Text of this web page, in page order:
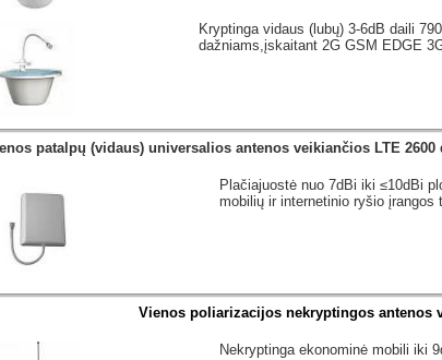
Kryptinga vidaus (lubų) 3-6dB daili
dažniams,įskaitant 2G GSM EDGE
patalpų (vidaus) universalios antenos veikiančios LTE 2600
Plačiajuostė nuo 7dBi iki ≤10dBi
mobilių ir internetinio ryšio įrangos
Vienos poliarizacijos nekryptingos antenos
Nekryptinga ekonominė mobili iki